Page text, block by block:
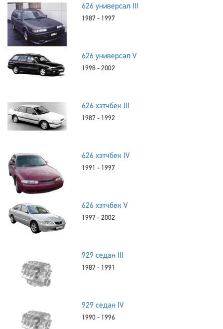
626 универсал III
1987 - 1997
626 универсал V
1998 - 2002
626 хэтчбек III
1987 - 1992
626 хэтчбек IV
1991 - 1997
626 хэтчбек V
1997 - 2002
929 седан III
1987 - 1991
929 седан IV
1990 - 1996